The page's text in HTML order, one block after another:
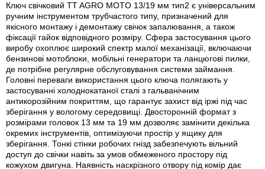
Ключ свічковий TT AGRO MOTO 13/19 мм тип2 є універсальним
ручним інструментом трубчастого типу, призначений для
якісного монтажу і демонтажу свічок запалювання, а також
фіксації гайок відповідного розміру. Сфера застосування цього
виробу охоплює широкий спектр малої механізації, включаючи
бензинові мотоблоки, мобільні генератори та ланцюгові пилки,
де потрібне регулярне обслуговування системи займання.
Головні переваги використання цього ключа полягають у
застосуванні холоднокатаної сталі з гальванічним
антикорозійним покриттям, що гарантує захист від іржі під час
зберігання у вологому середовищі. Двосторонній формат з
розмірами головок 13 мм та 19 мм дозволяє замінити декілька
окремих інструментів, оптимізуючи простір у ящику для
зберігання. Тонкі стінки робочих гнізд забезпечують вільний
доступ до свічки навіть за умов обмеженого простору під
кожухом двигуна. Наявність наскрізного отвору під комір дає